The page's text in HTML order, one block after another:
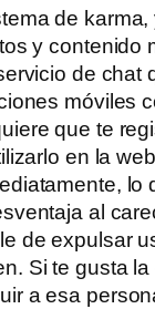
de karma,
y contenido
de chat
móviles
que te
en la
lo
al
de expulsar
Si te gusta
a esa